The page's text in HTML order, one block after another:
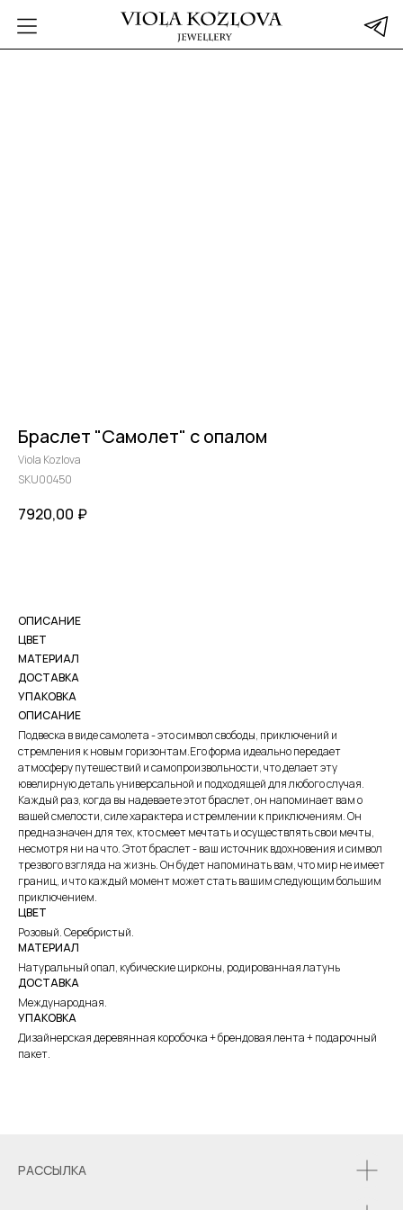
Браслет "Самолет" с опалом
Viola Kozlova
SKU00450
7920,00 ₽
ОПИСАНИЕ
ЦВЕТ
МАТЕРИАЛ
ДОСТАВКА
УПАКОВКА
ОПИСАНИЕ
Подвеска в виде самолета - это символ свободы, приключений и
стремления к новым горизонтам.Его форма идеально передает
атмосферу путешествий и самопроизвольности, что делает эту
ювелирную деталь универсальной и подходящей для любого случая.
Каждый раз, когда вы надеваете этот браслет, он напоминает вам о
вашей смелости, силе характера и стремлении к приключениям. Он
предназначен для тех, кто смеет мечтать и осуществлять свои мечты,
несмотря ни на что. Этот браслет - ваш источник вдохновения и символ
трезвого взгляда на жизнь. Он будет напоминать вам, что мир не имеет
границ, и что каждый момент может стать вашим следующим большим
приключением.
ЦВЕТ
Розовый. Серебристый.
МАТЕРИАЛ
Натуральный опал, кубические цирконы, родированная латунь
ДОСТАВКА
Международная.
УПАКОВКА
Дизайнерская деревянная коробочка + брендовая лента + подарочный
пакет.
РАССЫЛКА